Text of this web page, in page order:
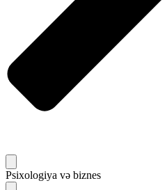
Psixologiya və biznes